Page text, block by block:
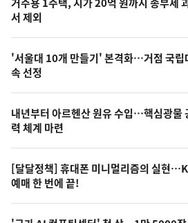
최
신,
오
늘
의
영
상
오
늘
의
뉴
스
서 제외
'서울대 10개 만들기' 본격화…거점 국립
속 선정
내년부터 아르헨산 원유 수입…핵심광물
력 체계 마련
[달달정책] 휴대폰 미니멀리즘의 실현
예매 한 번에 끝!